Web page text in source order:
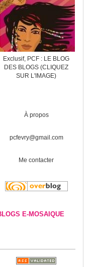
Exclusif, PCF : LE BLOG
DES BLOGS (CLIQUEZ
SUR L'IMAGE)
À propos
pcfevry@gmail.com
Me contacter
E-MOSAIQUE